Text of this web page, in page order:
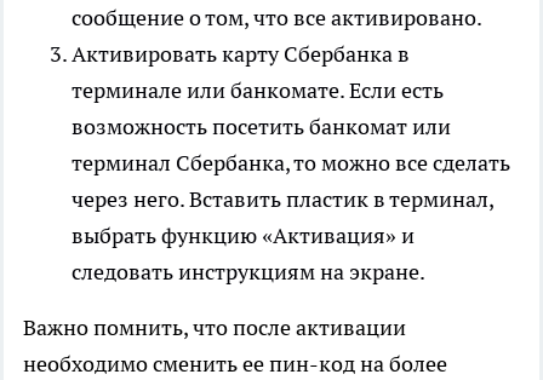
сообщение о том, что все активировано.
Активировать карту Сбербанка в
терминале или банкомате. Если есть
возможность посетить банкомат или
терминал Сбербанка, то можно все сделать
через него. Вставить пластик в терминал,
выбрать функцию «Активация» и
следовать инструкциям на экране.
Важно помнить, что после активации
необходимо сменить ее пин-код на более